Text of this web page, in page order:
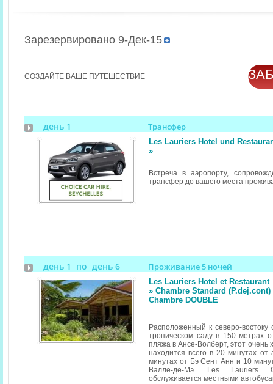
Зарезервировано 9-Дек-15
СОЗДАЙТЕ ВАШЕ ПУТЕШЕСТВИЕ
день 1 Трансфер
Les Lauriers Hotel und
»
Встреча в аэропорту,
трансфер до вашего места
день 1 по день 6 Проживание 5 ночей
Les Lauriers Hotel et Restaurant
» Chambre Standard
Chambre DOUBLE
Расположенный к северо-
тропическом саду в 150 метрах
пляжа в Ансе-Волберт, этот очень
находится всего в 20 минутах
минутах от Бэ Сент Анн и 10
Валле-де-Мэ. Les Lauriers
обслуживается местными